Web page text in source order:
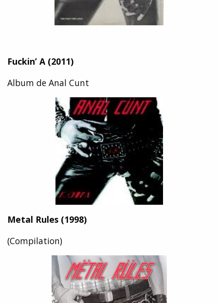
Fuckin’ A (2011)
Album de Anal Cunt
Metal Rules (1998)
(Compilation)